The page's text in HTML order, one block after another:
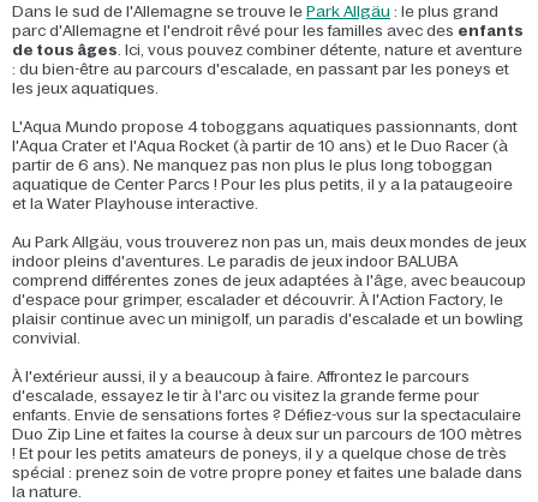
Dans le sud de l'Allemagne se trouve le Park Allgäu : le plus grand
parc d'Allemagne et l'endroit rêvé pour les familles avec des enfants
de tous âges. Ici, vous pouvez combiner détente, nature et aventure
: du bien-être au parcours d'escalade, en passant par les poneys et
les jeux aquatiques.
L'Aqua Mundo propose 4 toboggans aquatiques passionnants, dont
l'Aqua Crater et l'Aqua Rocket (à partir de 10 ans) et le Duo Racer (à
partir de 6 ans). Ne manquez pas non plus le plus long toboggan
aquatique de Center Parcs ! Pour les plus petits, il y a la pataugeoire
et la Water Playhouse interactive.
Au Park Allgäu, vous trouverez non pas un, mais deux mondes de jeux
indoor pleins d'aventures. Le paradis de jeux indoor BALUBA
comprend différentes zones de jeux adaptées à l'âge, avec beaucoup
d'espace pour grimper, escalader et découvrir. À l'Action Factory, le
plaisir continue avec un minigolf, un paradis d'escalade et un bowling
convivial.
À l'extérieur aussi, il y a beaucoup à faire. Affrontez le parcours
d'escalade, essayez le tir à l'arc ou visitez la grande ferme pour
enfants. Envie de sensations fortes ? Défiez-vous sur la spectaculaire
Duo Zip Line et faites la course à deux sur un parcours de 100 mètres
! Et pour les petits amateurs de poneys, il y a quelque chose de très
spécial : prenez soin de votre propre poney et faites une balade dans
la nature.